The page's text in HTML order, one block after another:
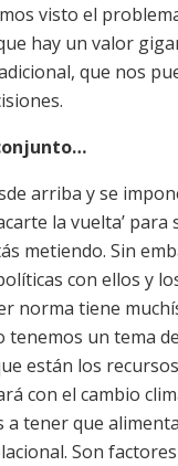
visto el
hay un valor
que nos
arriba y se
la vuelta’
metiendo. Sin
con ellos y
norma tiene
tenemos un tema
están los
con el cambio
a tener que
Son